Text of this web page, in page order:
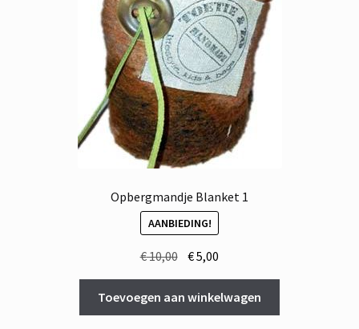
Opbergmandje Blanket 1
AANBIEDING!
€10,00 Oorspronkelijke
was:
€ 10,00.
€5,00
is:
€ 5,00.
Toevoegen aan winkelwagen